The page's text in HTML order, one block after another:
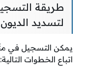
طريقة
لتسديد الديون
يمكن التسجيل في
اتباع الخطوات التالية: